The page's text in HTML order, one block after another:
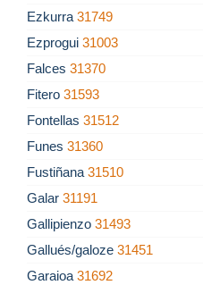
Ezkurra 31749
Ezprogui 31003
Falces 31370
Fitero 31593
Fontellas 31512
Funes 31360
Fustiñana 31510
Galar 31191
Gallipienzo 31493
Gallués/galoze 31451
Garaioa 31692